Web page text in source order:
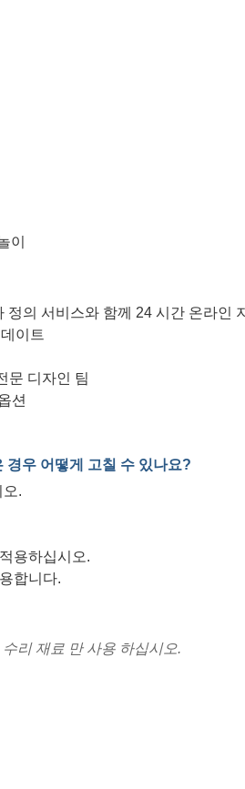
이
정의 서비스와 함께 24 시간 온라인
이트
문 디자인 팀
션
우 어떻게 고칠 수 있나요?
오.
용하십시오.
합니다.
리 재료 만 사용 하십시오.